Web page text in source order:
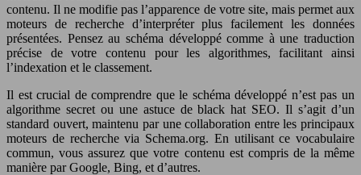
contenu. Il ne modifie pas l’apparence de votre site, mais permet aux
moteurs de recherche d’interpréter plus facilement les données
présentées. Pensez au schéma développé comme à une traduction
précise de votre contenu pour les algorithmes, facilitant ainsi
l’indexation et le classement.
Il est crucial de comprendre que le schéma développé n’est pas un
algorithme secret ou une astuce de black hat SEO. Il s’agit d’un
standard ouvert, maintenu par une collaboration entre les principaux
moteurs de recherche via Schema.org. En utilisant ce vocabulaire
commun, vous assurez que votre contenu est compris de la même
manière par Google, Bing, et d’autres.